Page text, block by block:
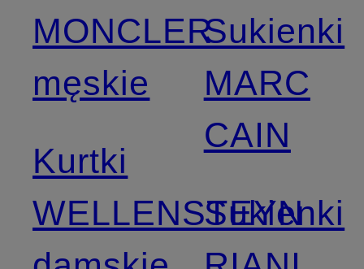
MONCLER
męskie
Kurtki
WELLENSTEYN
Sukienki
MARC
CAIN
Sukienki